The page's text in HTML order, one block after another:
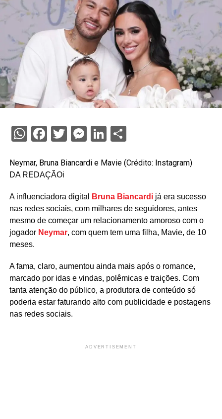
WhatsApp
Facebook
Twitter
Messenger
LinkedIn
Share
Neymar, Bruna Biancardi e Mavie (Crédito: Instagram)
DA REDAÇÃOi
A influenciadora digital Bruna Biancardijá era sucesso
nas redes sociais, com milhares de seguidores, antes
mesmo de começar um relacionamento amoroso com o
jogador Neymar, com quem tem uma filha, Mavie, de 10
meses.
A fama, claro, aumentou ainda mais após o romance,
marcado por idas e vindas, polêmicas e traições. Com
tanta atenção do público, a produtora de conteúdo só
poderia estar faturando alto com publicidade e postagens
nas redes sociais.
ADVERTISEMENT